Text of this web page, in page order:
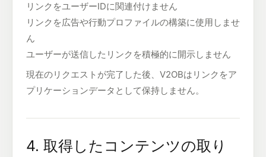
リンクをユーザーIDに関連付けません
リンクを広告や行動プロファイルの構築に使用しませ
ん
ユーザーが送信したリンクを積極的に開示しません
現在のリクエストが完了した後、V2OBはリンクをア
プリケーションデータとして保持しません。
4. 取得したコンテンツの取り